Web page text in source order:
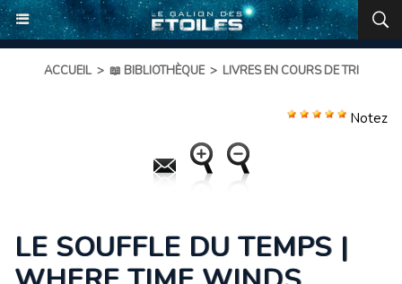
ACCUEIL > 📖 BIBLIOTHÈQUE > LIVRES EN COURS DE TRI
Notez
LE SOUFFLE DU TEMPS |